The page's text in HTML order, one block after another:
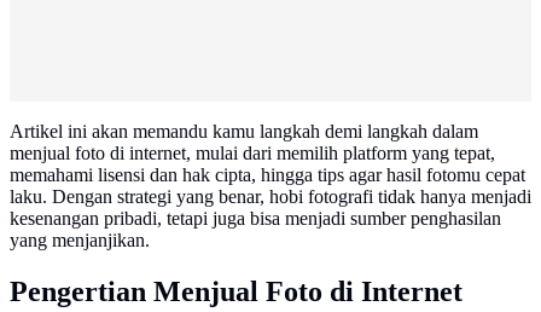
Artikel ini akan memandu kamu langkah demi langkah dalam
menjual foto di internet, mulai dari memilih platform yang tepat,
memahami lisensi dan hak cipta, hingga tips agar hasil fotomu cepat
laku. Dengan strategi yang benar, hobi fotografi tidak hanya menjadi
kesenangan pribadi, tetapi juga bisa menjadi sumber penghasilan
yang menjanjikan.
Pengertian Menjual Foto di Internet